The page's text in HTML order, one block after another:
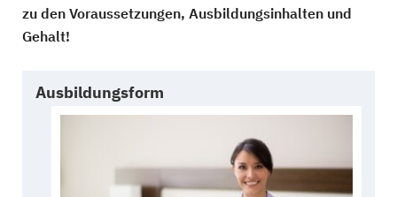
zu den Voraussetzungen, Ausbildungsinhalten und
Gehalt!
Ausbildungsform